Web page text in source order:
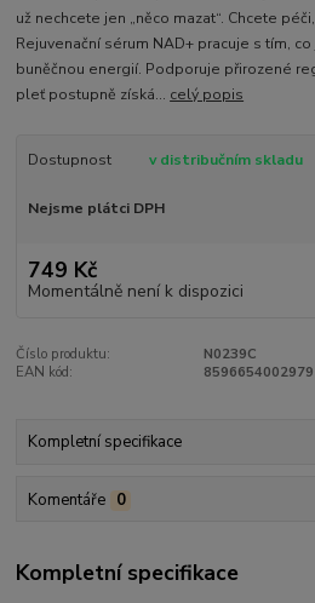
už nechcete jen „něco mazat“. Chcete
Rejuvenační sérum NAD+ pracuje s tím,
buněčnou energií. Podporuje přirozené
pleť postupně získá... celý popis
Dostupnost v distribučním skladu
Nejsme plátci DPH
749 Kč
Momentálně není k dispozici
Číslo produktu:
N0239C
EAN kód:
8596654002979
Kompletní specifikace
Komentáře 0
Kompletní specifikace